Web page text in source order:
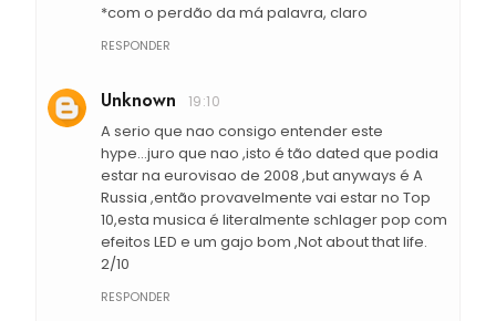
*com o perdão da má palavra, claro
RESPONDER
Unknown 19:10
A serio que nao consigo entender este
hype...juro que nao ,isto é tão dated que podia
estar na eurovisao de 2008 ,but anyways é A
Russia ,então provavelmente vai estar no Top
10,esta musica é literalmente schlager pop com
efeitos LED e um gajo bom ,Not about that life.
2/10
RESPONDER